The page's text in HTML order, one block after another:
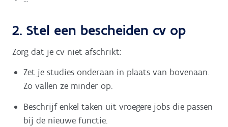
2. Stel een bescheiden cv op
Zorg dat je cv niet afschrikt:
Zet je studies onderaan in plaats van bovenaan.
Zo vallen ze minder op.
Beschrijf enkel taken uit vroegere jobs die passen
bij de nieuwe functie.